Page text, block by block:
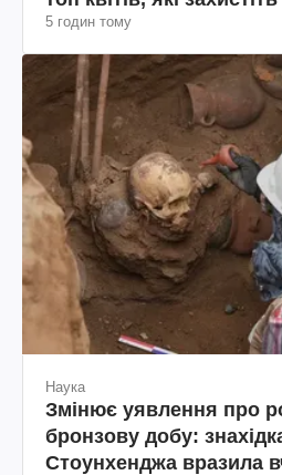
5 годин тому
Наука
Змінює уявлення про
бронзову добу:
Стоунхенджа вразила